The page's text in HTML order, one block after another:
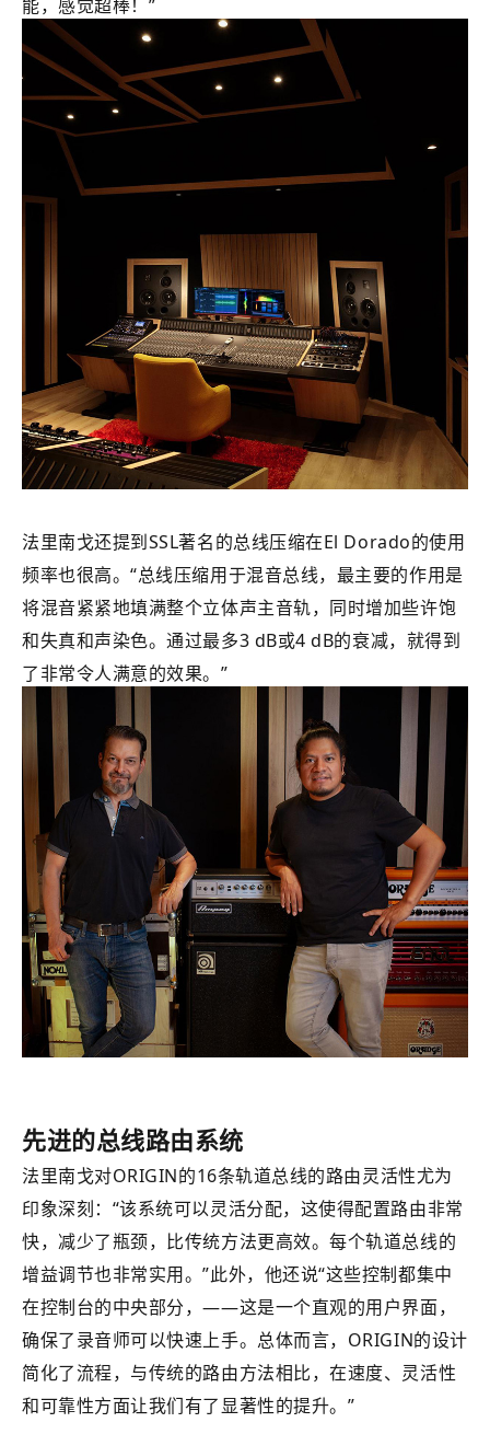
能，感觉超棒！ ”
法里南戈还提到SSL著名的总线压缩在El Dorado的使用
频率也很高。“总线压缩用于混音总线，最主要的作用是
将混音紧紧地填满整个立体声主音轨，同时增加些许饱
和失真和声染色。通过最多3 dB或4 dB的衰减，就得到
了非常令人满意的效果。”
先进的总线路由系统
法里南戈对ORIGIN的16条轨道总线的路由灵活性尤为
印象深刻：“该系统可以灵活分配，这使得配置路由非常
快，减少了瓶颈，比传统方法更高效。每个轨道总线的
增益调节也非常实用。”此外，他还说“这些控制都集中
在控制台的中央部分，——这是一个直观的用户界面，
确保了录音师可以快速上手。总体而言，ORIGIN的设计
简化了流程，与传统的路由方法相比，在速度、灵活性
和可靠性方面让我们有了显著性的提升。”